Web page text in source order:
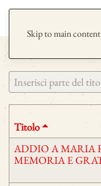
Skip to main content
Inserisci parte del
Titolo
ADDIO A MARIA
MEMORIA E